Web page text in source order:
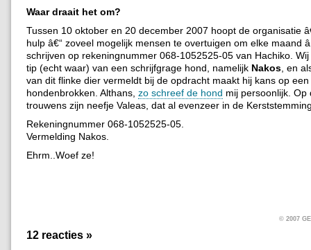
Waar draait het om?
Tussen 10 oktober en 20 december 2007 hoopt de organisatie
hulp â€“ zoveel mogelijk mensen te overtuigen om elke maand
schrijven op rekeningnummer 068-1052525-05 van Hachiko.
tip (echt waar) van een schrijfgrage hond, namelijk Nakos, en
van dit flinke dier vermeldt bij de opdracht maakt hij kans op
hondenbrokken. Althans, zo schreef de hond mij persoonlijk. Op
trouwens zijn neefje Valeas, dat al evenzeer in de
Rekeningnummer 068-1052525-05.
Vermelding Nakos.
Ehrm..Woef ze!
© 2007
12 reacties »